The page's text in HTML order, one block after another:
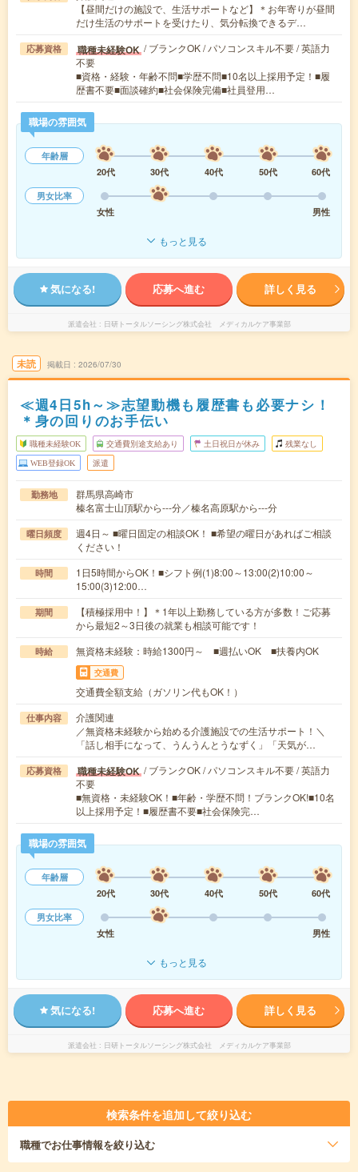
【昼間だけの施設で、生活サポートなど】＊お年寄りが昼間
だけ生活のサポートを受けたり、気分転換できるデ…
応募資格 職種未経験OK / ブランクOK / パソコンスキル不要 / 英語力
不要
■資格・経験・年齢不問■学歴不問■10名以上採用予定！■履
歴書不要■面談確約■社会保険完備■社員登用…
職場の雰囲気
年齢層
20代
30代 40代 50代
60代
男女比率
女性
男性
もっと見る
気になる! 応募へ進む 詳しく見る
派遣会社 日研トータルソーシング株式会社 メディカルケア事業部
未読 掲載日 2026/07/30
≪週4日5h～≫志望動機も履歴書も必要ナシ！
＊身の回りのお手伝い
職種未経験OK 交通費別途支給あり 土日祝日が休み 残業なし
WEB登録OK 派遣
勤務地
群馬県高崎市
榛名富士山頂駅から---分／榛名高原駅から---分
曜日頻度
週4日～ ■曜日固定の相談OK！ ■希望の曜日があればご相談
ください！
時間
1日5時間からOK！■シフト例(1)8:00～13:00(2)10:00～
15:00(3)12:00…
期間
【積極採用中！】＊1年以上勤務している方が多数！ご応募
から最短2～3日後の就業も相談可能です！
時給 無資格未経験：時給1300円～ ■週払いOK ■扶養内OK
交通費
交通費全額支給（ガソリン代もOK！）
仕事内容
介護関連
／無資格未経験から始める介護施設での生活サポート！＼
「話し相手になって、うんうんとうなずく」「天気が…
応募資格 職種未経験OK / ブランクOK / パソコンスキル不要 / 英語力
不要
■無資格・未経験OK！■年齢・学歴不問！ブランクOK!■10名
以上採用予定！■履歴書不要■社会保険完…
職場の雰囲気
年齢層
20代
30代 40代 50代
60代
男女比率
女性
男性
もっと見る
気になる! 応募へ進む 詳しく見る
派遣会社 日研トータルソーシング株式会社 メディカルケア事業部
検索条件を追加して絞り込む
職種でお仕事情報を絞り込む